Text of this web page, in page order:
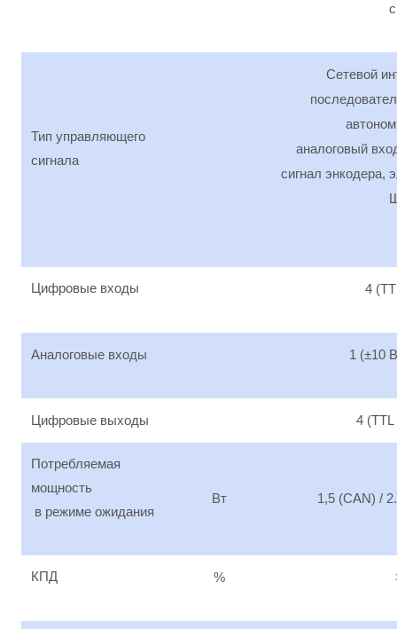
Тип управляющего
сигнала
Сетевой
аналоговый
сигнал энкодера,
Цифровые входы 4
Аналоговые входы 1 (±10
Цифровые выходы 4
Потребляемая
мощность
в режиме ожидания
Вт 1,5 (CAN) /
КПД %